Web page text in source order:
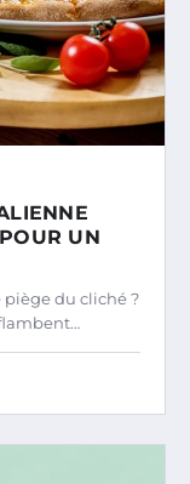
UN
piège du cliché ?